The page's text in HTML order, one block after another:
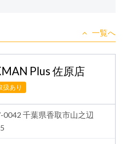
一覧へ
Plus 佐原店
扱あり
0042 千葉県香取市山之辺